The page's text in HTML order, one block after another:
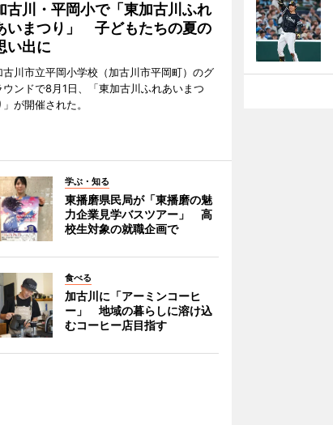
古川・平岡小で「東加古川ふれ
いまつり」 子どもたちの夏の
い出に
古川市立平岡小学校（加古川市平岡町）のグ
ウンドで8月1日、「東加古川ふれあいまつ
」が開催された。
学ぶ・知る
東播磨県民局が「東播磨の魅
力企業見学バスツアー」 高
校生対象の就職企画で
食べる
加古川に「アーミンコーヒ
ー」 地域の暮らしに溶け込
むコーヒー店目指す